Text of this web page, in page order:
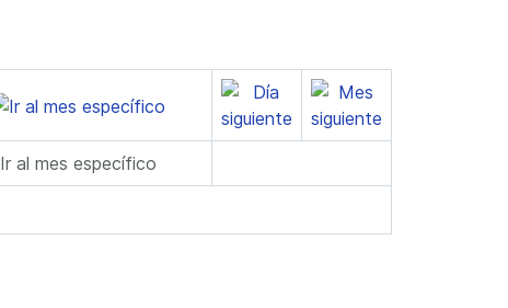
Ir al mes específico